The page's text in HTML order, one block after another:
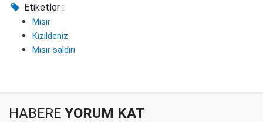
Etiketler :
Mısır
Kızıldeniz
Mısır saldırı
HABERE YORUM KAT